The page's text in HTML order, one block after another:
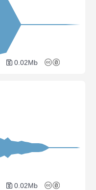
0.02Mb
0.02Mb